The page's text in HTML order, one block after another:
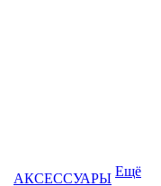
АКСЕССУАРЫ Ещё